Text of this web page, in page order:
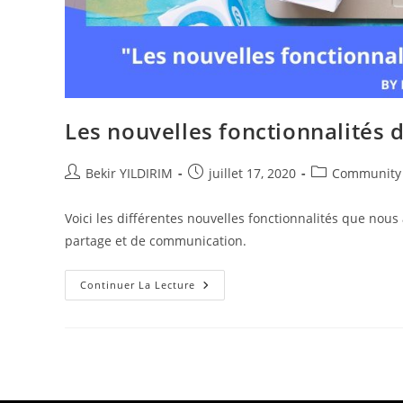
Les nouvelles fonctionnalités
Auteur/autrice
publication :
Bekir YILDIRIM
Publication
juillet 17, 2020
Post
Voici les différentes nouvelles fonctionnalités que nous
partage et de communication.
Continuer La Lecture Les
Nouvelles